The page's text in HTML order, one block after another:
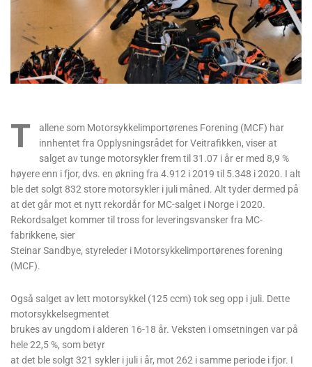
T
allene som Motorsykkelimportørenes Forening (MCF) har
innhentet fra Opplysningsrådet for Veitrafikken, viser at
salget av tunge motorsykler frem til 31.07 i år er med 8,9 %
høyere enn i fjor, dvs. en økning fra 4.912 i 2019 til 5.348 i 2020. I alt
ble det solgt 832 store motorsykler i juli måned. Alt tyder dermed på
at det går mot et nytt rekordår for MC-salget i Norge i 2020.
Rekordsalget kommer til tross for leveringsvansker fra MC-
fabrikkene, sier
Steinar Sandbye, styreleder i Motorsykkelimportørenes forening
(MCF).
Også salget av lett motorsykkel (125 ccm) tok seg opp i juli. Dette
motorsykkelsegmentet
brukes av ungdom i alderen 16-18 år. Veksten i omsetningen var på
hele 22,5 %, som betyr
at det ble solgt 321 sykler i juli i år, mot 262 i samme periode i fjor. I